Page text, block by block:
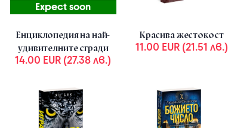
Expect soon
Енциклопедия на най-
удивителните сгради
14.00 EUR (27.38 лв.)
Красива жестокост
11.00 EUR (21.51 лв.)